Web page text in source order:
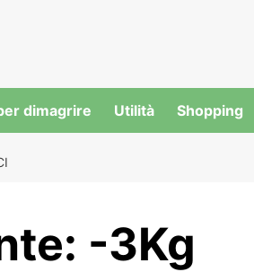
dimagrire Utilità Shopping
-3Kg